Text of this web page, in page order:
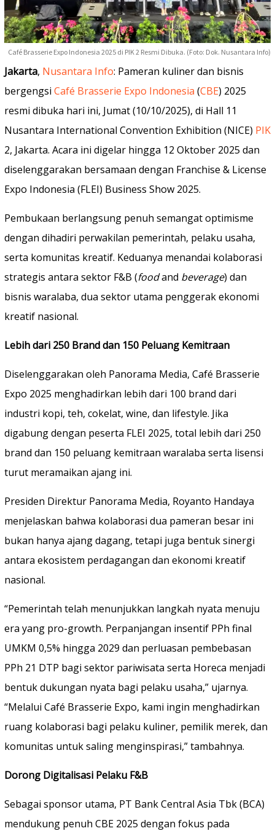
Café Brasserie Expo Indonesia 2025 di PIK 2 Resmi Dibuka. (Foto: Dok. Nusantara Info)
Jakarta, Nusantara Info: Pameran kuliner dan bisnis
bergengsi Café Brasserie Expo Indonesia (CBE) 2025
resmi dibuka hari ini, Jumat (10/10/2025), di Hall 11
Nusantara International Convention Exhibition (NICE) PIK
2, Jakarta. Acara ini digelar hingga 12 Oktober 2025 dan
diselenggarakan bersamaan dengan Franchise & License
Expo Indonesia (FLEI) Business Show 2025.
Pembukaan berlangsung penuh semangat optimisme
dengan dihadiri perwakilan pemerintah, pelaku usaha,
serta komunitas kreatif. Keduanya menandai kolaborasi
strategis antara sektor F&B (foodand beverage) dan
bisnis waralaba, dua sektor utama penggerak ekonomi
kreatif nasional.
Lebih dari 250 Brand dan 150 Peluang Kemitraan
Diselenggarakan oleh Panorama Media, Café Brasserie
Expo 2025 menghadirkan lebih dari 100 brand dari
industri kopi, teh, cokelat, wine, dan lifestyle. Jika
digabung dengan peserta FLEI 2025, total lebih dari 250
brand dan 150 peluang kemitraan waralaba serta lisensi
turut meramaikan ajang ini.
Presiden Direktur Panorama Media, Royanto Handaya
menjelaskan bahwa kolaborasi dua pameran besar ini
bukan hanya ajang dagang, tetapi juga bentuk sinergi
antara ekosistem perdagangan dan ekonomi kreatif
nasional.
“Pemerintah telah menunjukkan langkah nyata menuju
era yang pro-growth. Perpanjangan insentif PPh final
UMKM 0,5% hingga 2029 dan perluasan pembebasan
PPh 21 DTP bagi sektor pariwisata serta Horeca menjadi
bentuk dukungan nyata bagi pelaku usaha,” ujarnya.
“Melalui Café Brasserie Expo, kami ingin menghadirkan
ruang kolaborasi bagi pelaku kuliner, pemilik merek, dan
komunitas untuk saling menginspirasi,” tambahnya.
Dorong Digitalisasi Pelaku F&B
Sebagai sponsor utama, PT Bank Central Asia Tbk (BCA)
mendukung penuh CBE 2025 dengan fokus pada